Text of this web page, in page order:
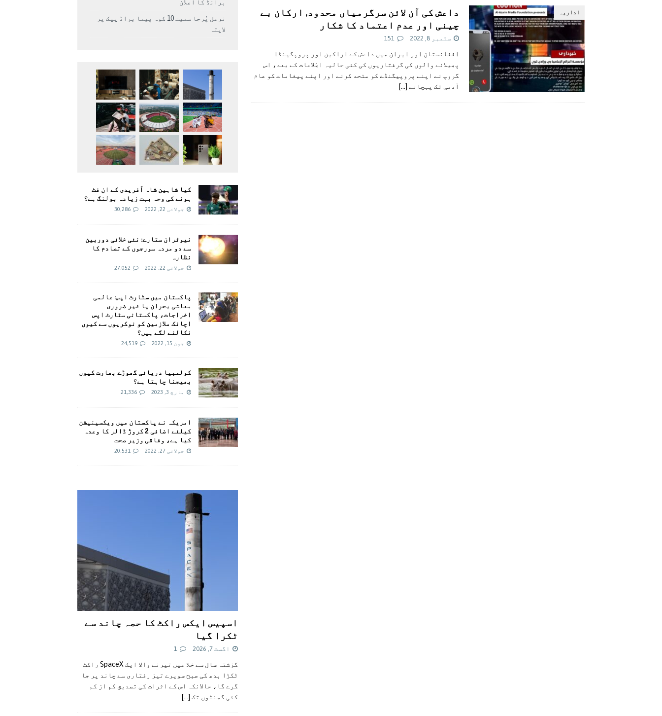
اداريہ
داعش کی آن لائن سرگرمياں محدود, ارکان بے
چینی اور عدم اعتماد کا شکار
ستمبر 8, 2022 151
افغانستان اور ایران میں داعش کے اراکین اور پروپگينڈا
پھيلانے والوں کی گرفتاریوں کی کئی حالیہ اطلاعات کے بعد، اس
گروپ نے اپنے پروپیگنڈے کو متحد کرنے اور اپنے پیغامات کو عام
آدمی تک پہچانے […]
برانڈ کا اعلان
نرمل پُرجا سمیت 10 کوہ پیما براڈ پیک پر
لاپتہ
کیا شاہین شاہ آفریدی کے ان فٹ
ہونے کی وجہ بہت زیادہ بولنگ ہے؟
جولائی 22, 2022 30,286
نیوٹران ستارے: نئی خلائی دوربین
سے دو مردہ سورجوں کے تصادم کا
نظارہ
جولائی 22, 2022 27,052
پاکستان میں سٹارٹ اپس: عالمی
معاشی بحران یا غیر ضروری
اخراجات، پاکستانی سٹارٹ اپس
اچانک ملازمین کو نوکریوں سے کیوں
نکالنے لگے ہیں؟
جون 15, 2022 24,519
کولمبیا دریائی گھوڑے بھارت کیوں
بھیجنا چاہتا ہے؟
مارچ 3, 2023 21,336
امريکہ نے پاکستان میں ویکسینیشن
کیلئے اضافی 2 کروڑ ڈالر کا وعدہ
کیا ہے، وفاقی وزیر صحت
جولائی 27, 2022 20,531
اسپیس ایکس راکٹ کا حصہ چاند سے
ٹکرا گیا
اگست 7, 2026 1
گزشتہ سال سے خلا میں تیرنے والا ایک SpaceX راکٹ
ٹکڑا بدھ کی صبح سویرے تیز رفتاری سے چاند پر جا
گرے گا، حالانکہ اس کے اثرات کی تصدیق کم از کم
کئی گھنٹوں تک [...]